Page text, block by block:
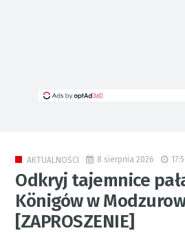
AKTUALNOŚCI 8 sierpnia 2026
Odkryj tajemnice
Königów w
[ZAPROSZENIE]